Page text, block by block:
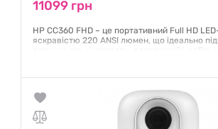
11099 грн
HP CC360 FHD – це портативний Full HD
яскравістю 220 ANSI люмен, що ідеально
домашнього кінотеатру, подорожей і
та транслювати контент без додаткових
лампа гарантує до 30 000 годин роботи, а
компактному дизай
Гарантия: